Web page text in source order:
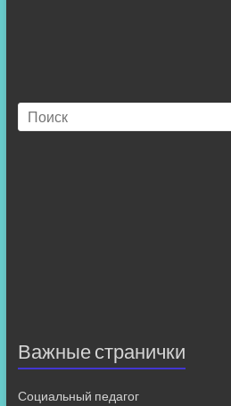
Важные странички
Социальный педагог